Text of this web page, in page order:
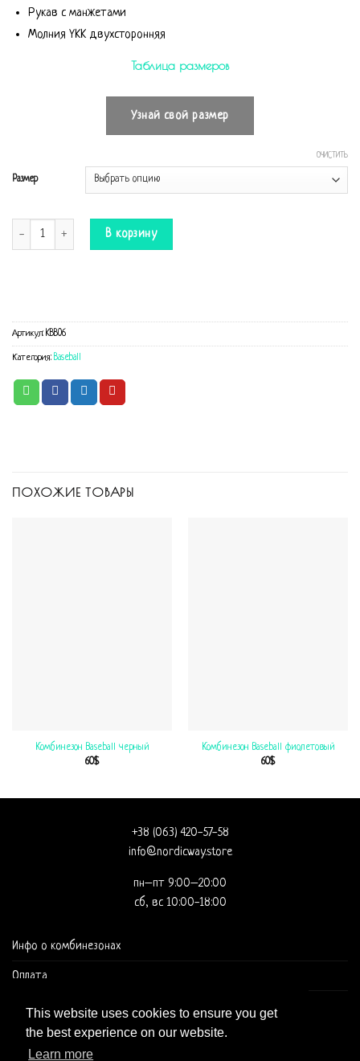
This website uses cookies to ensure you get
the best experience on our website.
Learn more
Рукав с манжетами
Молния YKK двухсторонняя
Таблица размеров
Узнай свой размер
Размер
ОЧИСТИТЬ
Количество Комбинезон Baseball розовый
В корзину
Артикул: KBB06
Категория: Baseball
ПОХОЖИЕ ТОВАРЫ
Комбинезон Baseball черный
60$
Комбинезон Baseball фиолетовый
60$
+38 (063) 420-57-58
info@nordicway.store
пн–пт 9:00–20:00
сб, вс 10:00-18:00
Инфо о комбинезонах
Оплата
Доставка и оформление заказа